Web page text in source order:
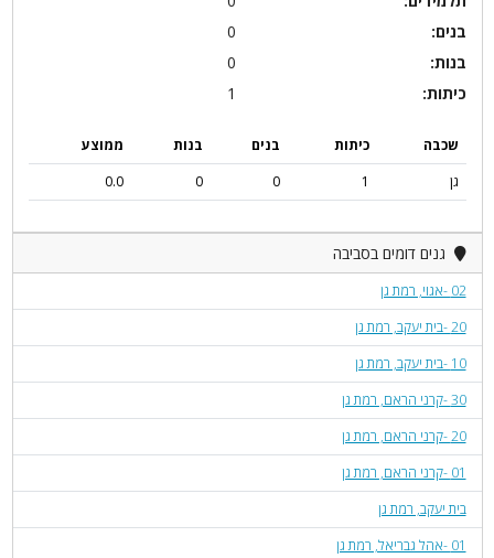
בנים:
0
בנות:
0
כיתות:
1
שכבה כיתות בנים בנות
ממוצע
גן
1
0
0
0.0
גנים דומים בסביבה
02 -אגוי, רמת גן
20 -בית יעקב, רמת גן
10 -בית יעקב, רמת גן
30 -קרני הראם, רמת גן
20 -קרני הראם, רמת גן
01 -קרני הראם, רמת גן
בית יעקב, רמת גן
01 -אהל גבריאל, רמת גן